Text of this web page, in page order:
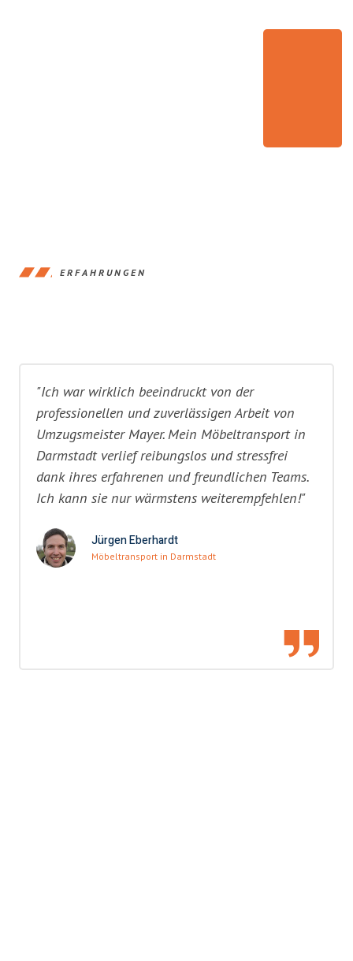
ERFAHRUNGEN
"Ich war wirklich beeindruckt von der
professionellen und zuverlässigen Arbeit von
Umzugsmeister Mayer. Mein Möbeltransport in
Darmstadt verlief reibungslos und stressfrei
dank ihres erfahrenen und freundlichen Teams.
Ich kann sie nur wärmstens weiterempfehlen!"
Jürgen Eberhardt
Möbeltransport in Darmstadt